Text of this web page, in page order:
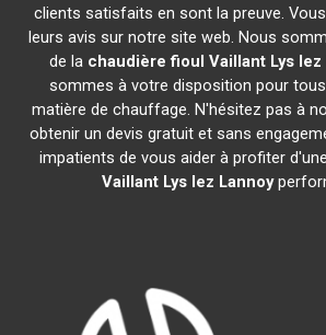
clients satisfaits en sont la preuve.
leurs avis sur notre site web. Nous
de la chaudière fioul Vaillant Lys
sommes à votre disposition pour
matière de chauffage. N'hésitez pas à
obtenir un devis gratuit et sans
impatients de vous aider à profiter d'une
Vaillant Lys lez Lannoy